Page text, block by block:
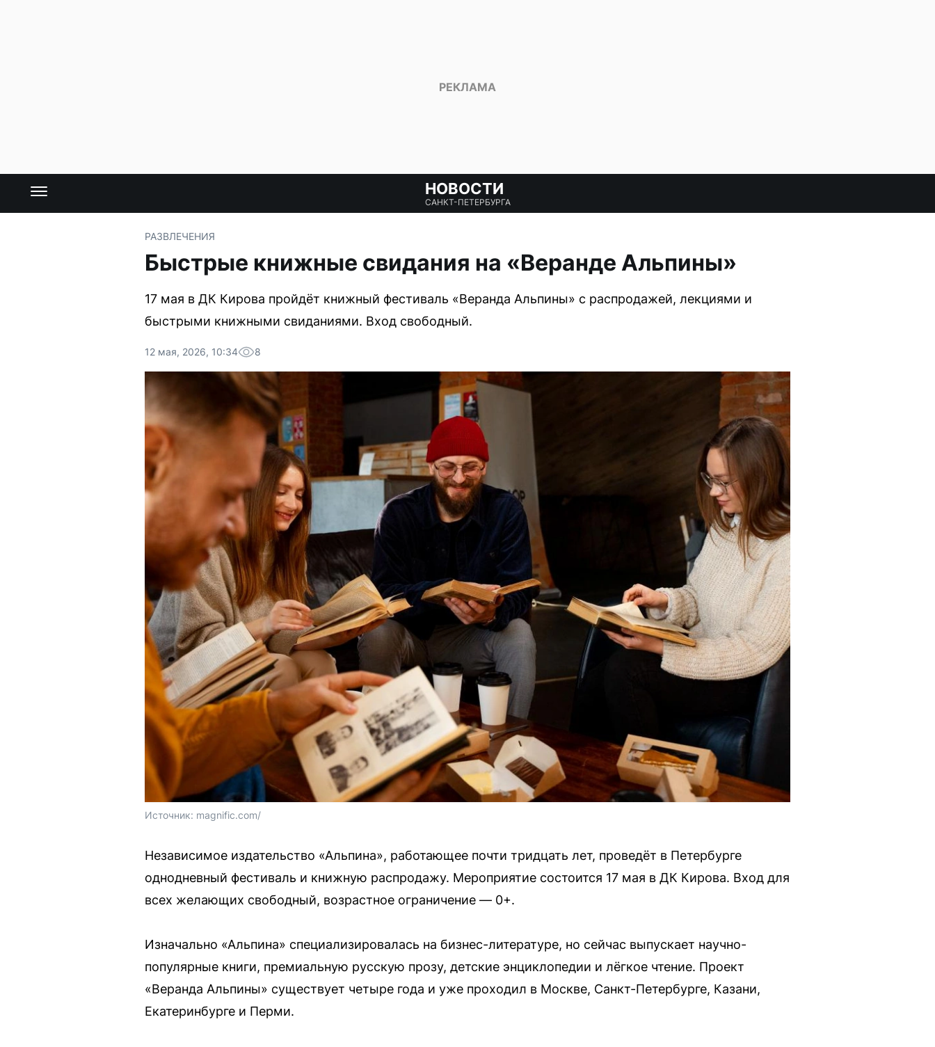
НОВОСТИ
САНКТ-ПЕТЕРБУРГА
РАЗВЛЕЧЕНИЯ
Быстрые книжные свидания на «Веранде Альпины»
17 мая в ДК Кирова пройдёт книжный фестиваль «Веранда Альпины» с распродажей, лекциями и
быстрыми книжными свиданиями. Вход свободный.
12 мая, 2026, 10:34 8
Источник: magnific.com/
Независимое издательство «Альпина», работающее почти тридцать лет, проведёт в Петербурге
однодневный фестиваль и книжную распродажу. Мероприятие состоится 17 мая в ДК Кирова. Вход для
всех желающих свободный, возрастное ограничение — 0+.
Изначально «Альпина» специализировалась на бизнес-литературе, но сейчас выпускает научно-
популярные книги, премиальную русскую прозу, детские энциклопедии и лёгкое чтение. Проект
«Веранда Альпины» существует четыре года и уже проходил в Москве, Санкт-Петербурге, Казани,
Екатеринбурге и Перми.